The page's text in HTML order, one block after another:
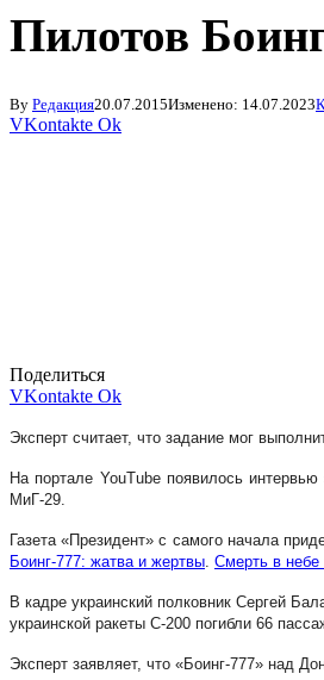
Пилотов
By Редакция20.07.2015Изменено: 14.07.2023
VKontakte Ok
Поделиться
VKontakte Ok
Эксперт считает, что задание мог
На портале YouTube появилось
МиГ-29.
Газета «Президент» с самого начала
Боинг-777: жатва и жертвы. Смерть в небе
В кадре украинский полковник Сергей
украинской ракеты С-200 погибли 66
Эксперт заявляет, что «Боинг-777» над